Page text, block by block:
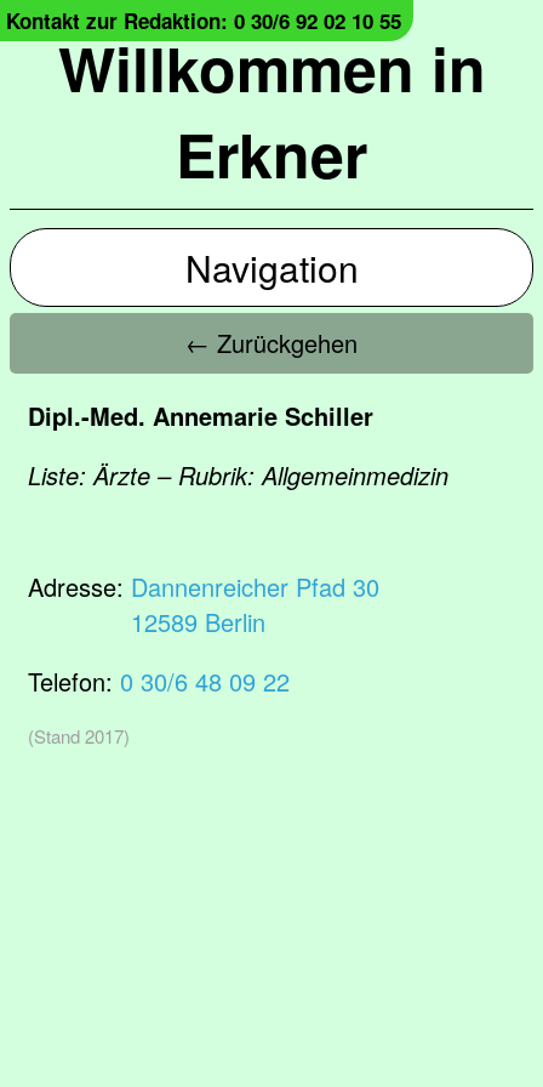
Willkommen in
Erkner
Kontakt zur Redaktion: 0 30/6 92 02 10 55
Navigation
← Zurückgehen
Dipl.-Med. Annemarie Schiller
Liste: Ärzte – Rubrik: Allgemeinmedizin
Adresse: Dannenreicher Pfad 30
12589 Berlin
Telefon: 0 30/6 48 09 22
(Stand 2017)